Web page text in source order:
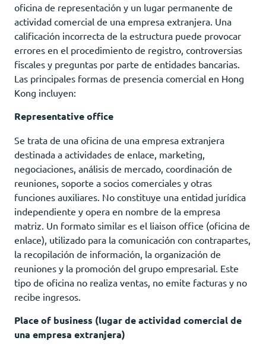
oficina de representación y un lugar permanente de
actividad comercial de una empresa extranjera. Una
calificación incorrecta de la estructura puede provocar
errores en el procedimiento de registro, controversias
fiscales y preguntas por parte de entidades bancarias.
Las principales formas de presencia comercial en Hong
Kong incluyen:
Representative office
Se trata de una oficina de una empresa extranjera
destinada a actividades de enlace, marketing,
negociaciones, análisis de mercado, coordinación de
reuniones, soporte a socios comerciales y otras
funciones auxiliares. No constituye una entidad jurídica
independiente y opera en nombre de la empresa
matriz. Un formato similar es el liaison office (oficina de
enlace), utilizado para la comunicación con contrapartes,
la recopilación de información, la organización de
reuniones y la promoción del grupo empresarial. Este
tipo de oficina no realiza ventas, no emite facturas y no
recibe ingresos.
Place of business (lugar de actividad comercial de
una empresa extranjera)